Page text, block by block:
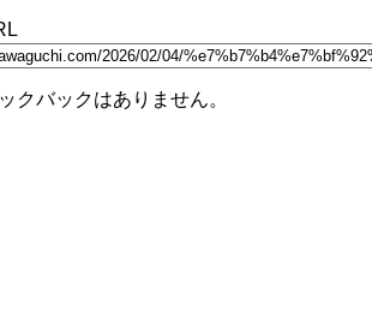
クバックはありません。